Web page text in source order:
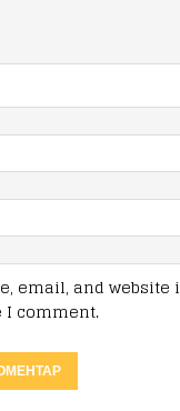
email, and website
comment.